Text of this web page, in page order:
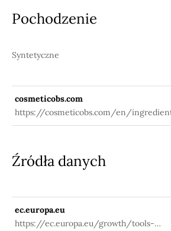
Pochodzenie
Syntetyczne
cosmeticobs.com
https://cosmeticobs.com/en/
Źródła danych
ec.europa.eu
https://ec.europa.eu/growth/tools-